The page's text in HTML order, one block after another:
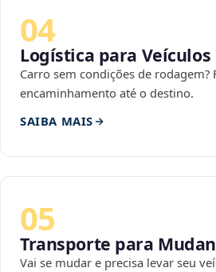
04
Logística para Veículos
Carro sem condições de rodagem?
encaminhamento até o destino.
SAIBA MAIS
05
Transporte para
Vai se mudar e precisa levar seu